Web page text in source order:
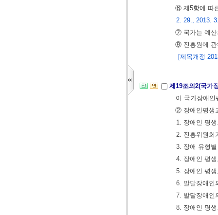
⑥ 제5항에 따
2. 29., 2013.
⑦ 국가는 예산
⑧ 진흥원에 관
[제목개정
제19조의2(국가
여 국가장애인
② 장애인평생
1. 장애인 평
2. 진흥위원회
3. 장애 유형
4. 장애인 평
5. 장애인 평
6. 발달장애인
7. 발달장애인
8. 장애인 평